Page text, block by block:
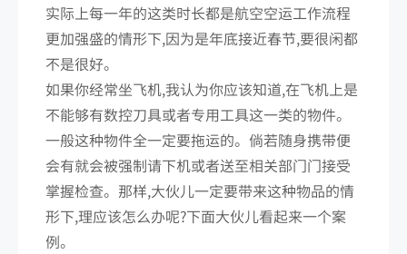
实际上每一年的这类时长都是航空空运工作流程
更加强盛的情形下,因为是年底接近春节,要很闲都
不是很好。
如果你经常坐飞机,我认为你应该知道,在飞机上是
不能够有数控刀具或者专用工具这一类的物件。
一般这种物件全一定要拖运的。倘若随身携带便
会有就会被强制请下机或者送至相关部门门接受
掌握检查。那样,大伙儿一定要带来这种物品的情
形下,理应该怎么办呢?下面大伙儿看起来一个案
例。